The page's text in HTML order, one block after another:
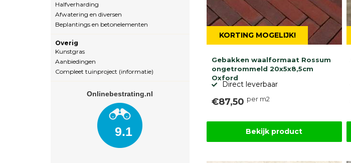
Halfverharding
Afwatering en diversen
Beplantings en betonelementen
Overig
Kunstgras
Aanbiedingen
Compleet tuinproject (informatie)
Onlinebestrating.nl
9.1
KORTING MOGELIJK!
Gebakken waalformaat Rossum
ongetrommeld 20x5x8,5cm
Oxford
Direct leverbaar
€87,50 per m2
Bekijk product